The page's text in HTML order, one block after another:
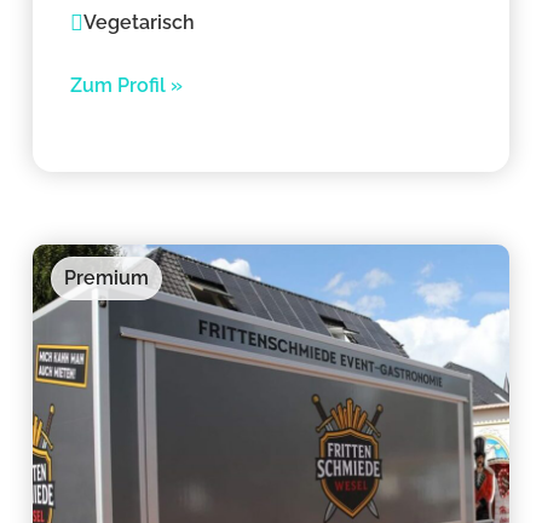
Vegetarisch
Zum Profil »
Premium